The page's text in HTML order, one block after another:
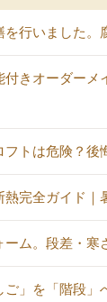
を行いました。
きオーダーメ
フトは危険？後
熱完全ガイド｜
ーム。段差・寒
ご」を「階段